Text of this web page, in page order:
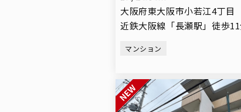
大阪府東大阪市小若江4丁目
近鉄大阪線「長瀬駅」徒歩
マンション